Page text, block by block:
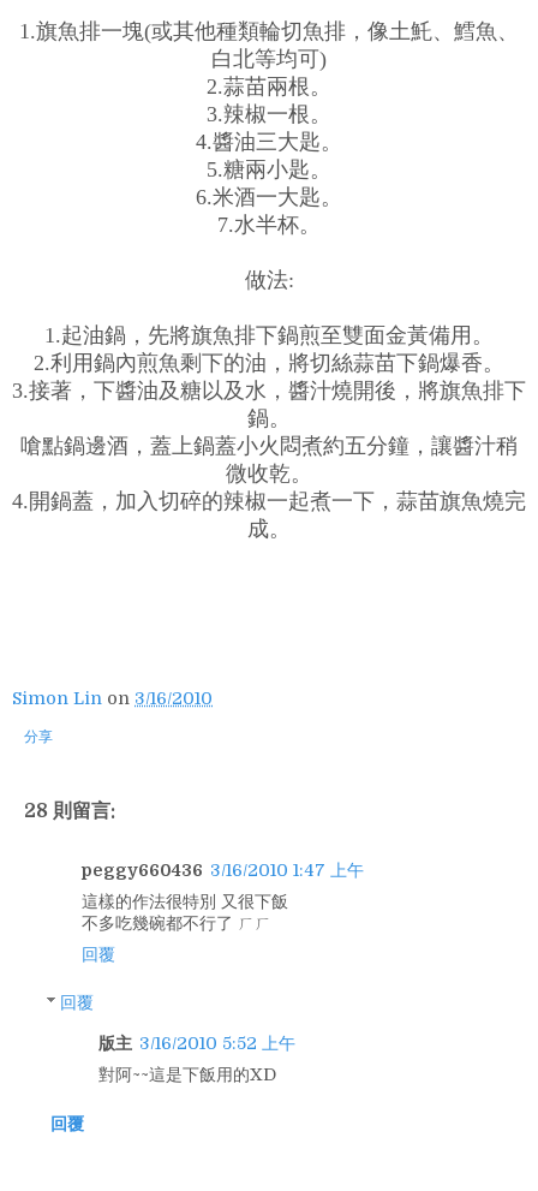
1.旗魚排一塊(或其他種類輪切魚排，像土魠、鱈魚、
白北等均可)
2.蒜苗兩根。
3.辣椒一根。
4.醬油三大匙。
5.糖兩小匙。
6.米酒一大匙。
7.水半杯。
做法:
1.起油鍋，先將旗魚排下鍋煎至雙面金黃備用。
2.利用鍋內煎魚剩下的油，將切絲蒜苗下鍋爆香。
3.接著，下醬油及糖以及水，醬汁燒開後，將旗魚排下
鍋。
嗆點鍋邊酒，蓋上鍋蓋小火悶煮約五分鐘，讓醬汁稍
微收乾。
4.開鍋蓋，加入切碎的辣椒一起煮一下，蒜苗旗魚燒完
成。
Simon Lin on 3/16/2010
分享
28 則留言:
peggy660436 3/16/2010 1:47 上午
這樣的作法很特別 又很下飯
不多吃幾碗都不行了 ㄏㄏ
回覆
回覆
版主 3/16/2010 5:52 上午
對阿~~這是下飯用的XD
回覆